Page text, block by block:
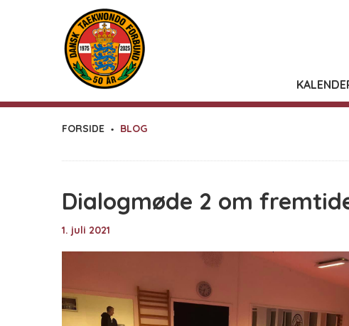
FORSIDE BLOG
Dialogmøde 2 om
1. juli 2021